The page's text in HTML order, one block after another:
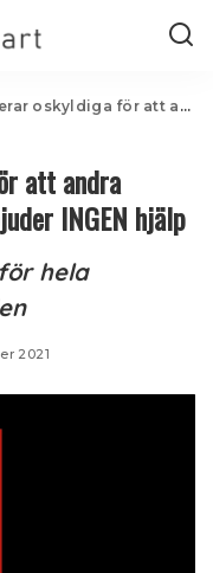
använder VPN-tjänster – erbjuder INGEN hjälp
att andra
INGEN hjälp
hela
2021